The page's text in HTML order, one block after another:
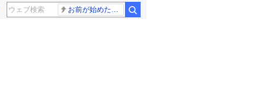
お前が始めた物語だろ